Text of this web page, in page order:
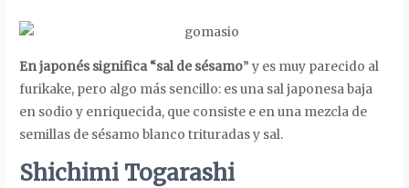
En japonés significa “sal de sésamo” y es muy parecido al
furikake, pero algo más sencillo: es una sal japonesa baja
en sodio y enriquecida, que consiste e en una mezcla de
semillas de sésamo blanco trituradas y sal.
Shichimi Togarashi